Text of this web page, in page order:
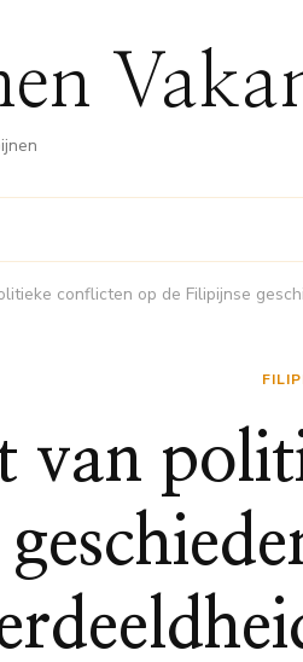
conflicten op de Filipijnse
van